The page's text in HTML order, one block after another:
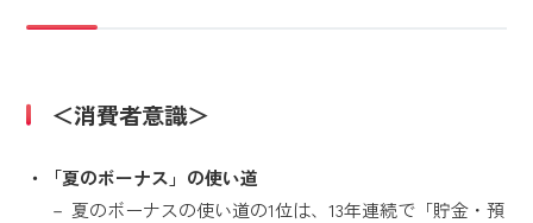
＜消費者意識＞
・「夏のボーナス」の使い道
－ 夏のボーナスの使い道の1位は、13年連続で「貯金・預